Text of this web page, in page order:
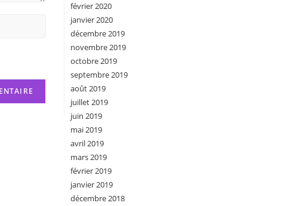
février 2020
janvier 2020
décembre 2019
novembre 2019
octobre 2019
septembre 2019
août 2019
juillet 2019
juin 2019
mai 2019
avril 2019
mars 2019
février 2019
janvier 2019
décembre 2018